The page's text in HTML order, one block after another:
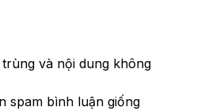
và nội dung không
spam bình luận giống